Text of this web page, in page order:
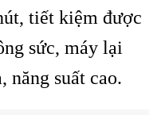
tiết kiệm được
sức, máy lại
năng suất cao.